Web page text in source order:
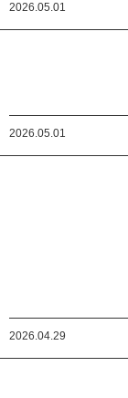
2026.05.01
2026.05.01
2026.04.29